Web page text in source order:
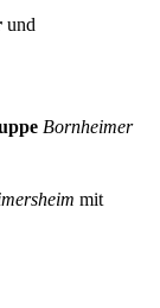
und
Bornheimer
mit